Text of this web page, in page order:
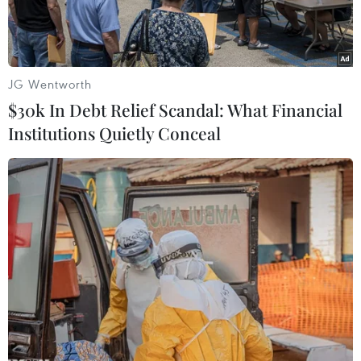
Khẩn trương dập lửa. (Ảnh: Mạnh Linh/TTXVN)
Vào khoảng 20 giờ tối 15/1, sau hơn 4 giờ nỗ lực
chữa cháy, lực lượng cảnh sát phòng cháy chữa
cháy đã khống chế được vụ cháy tại kho chứa
vải vụn phế liệu ngay sát nhà dân nằm trên
đường Bùi Thanh Khiết, thuộc khối phố 3, thị
JG Wentworth
$30k In Debt Relief Scandal: What Financial
Institutions Quietly Conceal